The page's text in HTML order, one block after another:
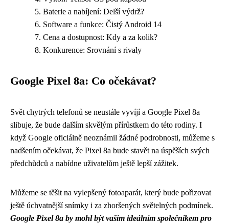
Baterie a nabíjení: Delší výdrž?
Software a funkce: Čistý Android 14
Cena a dostupnost: Kdy a za kolik?
Konkurence: Srovnání s rivaly
Google Pixel 8a: Co očekávat?
Svět chytrých telefonů se neustále vyvíjí a Google Pixel 8a
slibuje, že bude dalším skvělým přírůstkem do této rodiny. I
když Google oficiálně neoznámil žádné podrobnosti, můžeme s
nadšením očekávat, že Pixel 8a bude stavět na úspěších svých
předchůdců a nabídne uživatelům ještě lepší zážitek.
Můžeme se těšit na vylepšený fotoaparát, který bude pořizovat
ještě úchvatnější snímky i za zhoršených světelných podmínek.
Google Pixel 8a by mohl být vaším ideálním společníkem pro